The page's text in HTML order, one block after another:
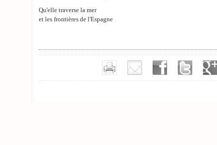
Qu'elle traverse la mer
et les frontières de l'Espagne